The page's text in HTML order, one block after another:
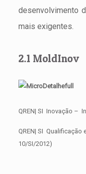
desenvolvimento
mais exigentes.
2.1 MoldInov
QREN| SI Inovação –
QREN| SI Qualificação
10/SI/2012)